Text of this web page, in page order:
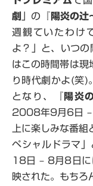
劇
」の『 陽炎の辻
週観ていたわけ
よ？」と、いつ
はこの時間帯は現
り時代劇かよ(笑)
となり、『 陽炎
2008年9月6日 –
上に楽しみな番
ペシャルドラマ
18日 – 8月8日に
映された。もちろ